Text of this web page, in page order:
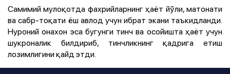
Самимий мулоқотда фахрийларнинг ҳаёт йўли, матонати
ва сабр-тоқати ёш авлод учун ибрат экани таъкидланди.
Нуроний онахон эса бугунги тинч ва осойишта ҳаёт учун
шукроналик билдириб, тинчликнинг қадрига етиш
лозимлигини қайд этди.